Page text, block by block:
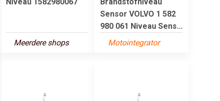
Meerdere shops
Sensor VOLVO 1 582
980 061 Niveau Sens...
Motointegrator